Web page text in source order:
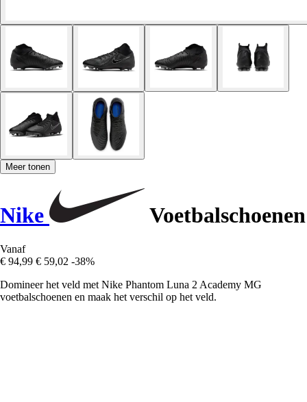
Meer tonen
Nike Voetbalschoenen
Vanaf
€ 94,99 € 59,02 -38%
Domineer het veld met Nike Phantom Luna 2 Academy MG
voetbalschoenen en maak het verschil op het veld.